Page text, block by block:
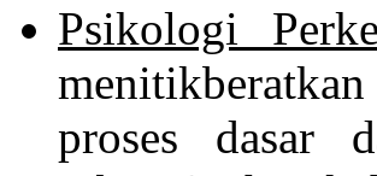
Psikologi
menitikberatkan
proses dasar